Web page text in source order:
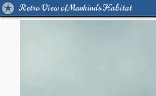
Retro View of Mankind's Habitat